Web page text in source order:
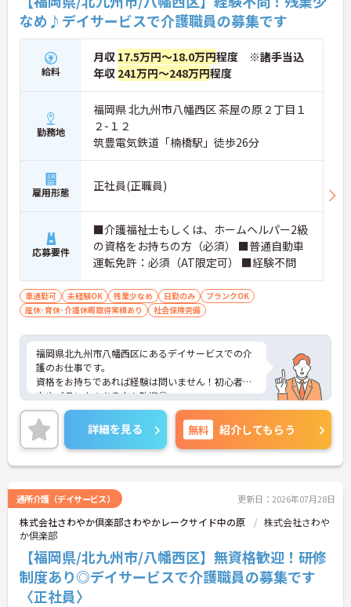
・扶養手当の対象となります
・夜勤手当は1回4,000円支給です
→ 生活状況に合わせて収入アップを目指せます♪
■ 通勤しやすく長く働きやすい職場
通勤面や働きやすさにも配慮された環境です
・最寄駅から徒歩7分です
・無料駐車場付きで車通勤できます
・月9日休みでメリハリをつけて働けます
→ ライフスタイルに合わせて無理なく勤務しやすい
環境です♪
なめ♪デイサービスで介護職員の募集です
給料
月収 17.5万円～18.0万円程度 ※諸手当込
年収 241万円～248万円程度
勤務地
福岡県 北九州市八幡西区 茶屋の原２丁目１
２-１２
筑豊電気鉄道「楠橋駅」徒歩26分
雇用形態 正社員(正職員)
応募要件
■介護福祉士もしくは、ホームヘルパー2級
の資格をお持ちの方（必須） ■普通自動車
運転免許：必須（AT限定可） ■経験不問
車通勤可 未経験OK 残業少なめ 日勤のみ
ブランクOK
産休･育休･介護休暇取得実績あり
社会保険完備
福岡県北九州市八幡西区にあるデイサービスでの介
護のお仕事です。
資格をお持ちであれば経験は問いません！初心者の
方やブランクのある方も歓迎◎
残業は月10時間程度なので、ゆとりを持って働きた
い方におすすめです。
育児休業の取得実績があり、子どもが病気の時をは
じめとし、学校・保育園・幼稚園行事の時にも配慮
していただけます◎
無料駐車場があるのでマイカーでの通勤も可能。離
れた地域にお住まいの方もストレス無く通勤してい
ただけます。
ご興味がある方は是非一度マイナビまでお問合せ下
さい。更に詳細などお伝えします。
詳細を見る 無料 紹介してもらう
通所介護（デイサービス） 更新日：2026年07月28日
株式会社さわやか倶楽部さわやかレークサイド中の原
株式会社さわや
か倶楽部
【福岡県/北九州市/八幡西区】無資格歓迎！研修
制度あり◎デイサービスで介護職員の募集です
〈正社員〉